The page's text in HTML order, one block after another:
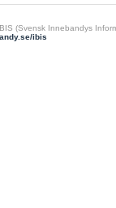
(Svensk Innebandys
ibis